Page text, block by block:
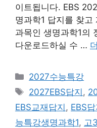
이트됩니다. EBS
명과학1 답지를 찾고
과목인 생명과학1의
다운로드하실 수 …
카
테
리
2027수능특강
태
그
2027EBS답지 ,
EBS교재답지 , EBS답
능특강생명과학1, 고